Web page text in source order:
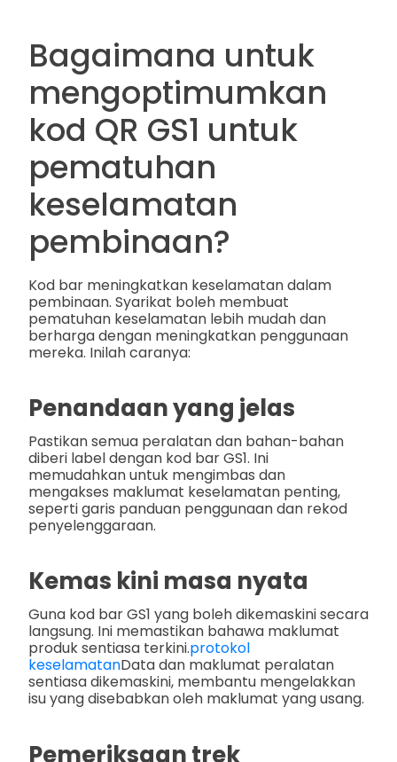
Bagaimana untuk
mengoptimumkan
kod QR GS1 untuk
pematuhan
keselamatan
pembinaan?
Kod bar meningkatkan keselamatan dalam
pembinaan. Syarikat boleh membuat
pematuhan keselamatan lebih mudah dan
berharga dengan meningkatkan penggunaan
mereka. Inilah caranya:
Penandaan yang jelas
Pastikan semua peralatan dan bahan-bahan
diberi label dengan kod bar GS1. Ini
memudahkan untuk mengimbas dan
mengakses maklumat keselamatan penting,
seperti garis panduan penggunaan dan rekod
penyelenggaraan.
Kemas kini masa nyata
Guna kod bar GS1 yang boleh dikemaskini secara
langsung. Ini memastikan bahawa maklumat
produk sentiasa terkini.protokol
keselamatanData dan maklumat peralatan
sentiasa dikemaskini, membantu mengelakkan
isu yang disebabkan oleh maklumat yang usang.
Pemeriksaan trek